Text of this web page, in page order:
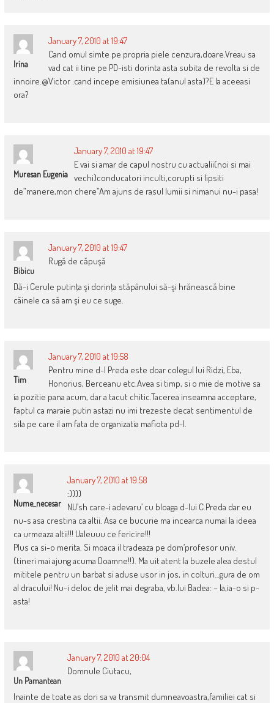
Irina
January 7, 2010 at 19:47
Cand omul simte pe propria piele cenzura,doare.Vreau sa
vad cat ii tine pe PD-isti dorinta asta subita de revolta si de
innoire.@Victor :cand incepe emisiunea ta(anul asta)?E la aceeasi
ora?
Muresan Eugenia
January 7, 2010 at 19:47
E vai si amar de capul nostru cu actualii(noi si mai
vechi)conducatori inculti,corupti si lipsiti
de”manere,mon chere”Am ajuns de rasul lumii si nimanui nu-i pasa!
Bibicu
January 7, 2010 at 19:47
Rugă de căpuşă
Dă-i Cerule putinţa şi dorinţa stăpânului să-şi hrănească bine
câinele ca să am şi eu ce suge.
Tim
January 7, 2010 at 19:58
Pentru mine d-l Preda este doar colegul lui Ridzi, Eba,
Honorius, Berceanu etc.Avea si timp, si o mie de motive sa
ia pozitie pana acum, dar a tacut chitic.Tacerea inseamna acceptare,
faptul ca maraie putin astazi nu imi trezeste decat sentimentul de
sila pe care il am fata de organizatia mafiota pd-l.
Nume_necesar
January 7, 2010 at 19:58
:))))
NU’sh care-i adevaru’ cu bloaga d-lui C.Preda dar eu
nu-s asa crestina ca altii. Asa ce bucurie ma incearca numai la ideea
ca urmeaza altii!!! Ualeuuu ce fericire!!!
Plus ca si-o merita. Si moaca il tradeaza pe dom’profesor univ.
(tineri mai ajung acuma Doamne!!). Ma uit atent la buzele alea destul
mititele pentru un barbat si aduse usor in jos, in colturi…gura de om
al dracului! Nu-i deloc de jelit mai degraba, vb.lui Badea: – Ia,ia-o si p-
asta!
Un Pamantean
January 7, 2010 at 20:04
Domnule Ciutacu,
Inainte de toate as dori sa va transmit dumneavoastra,familiei cat si